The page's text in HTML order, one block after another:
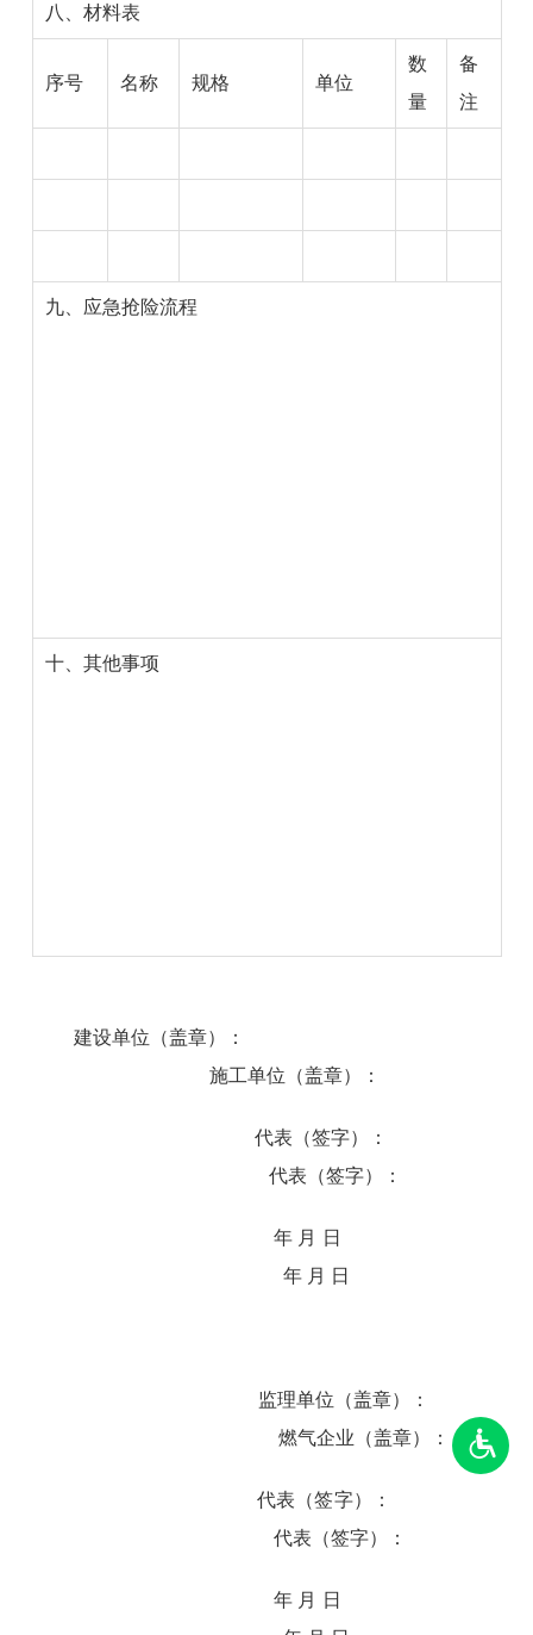
八、材料表
序号 名称 规格 单位
数
量
备
注
九、应急抢险流程
十、 其他事项
建设单位（盖章）：
施工单位（盖章）：
代表（签字）：
代表（签字）：
年 月 日
年 月 日
监理单位（盖章）：
燃气企业（盖章）：
代表（签字）：
代表（签字）：
年 月 日